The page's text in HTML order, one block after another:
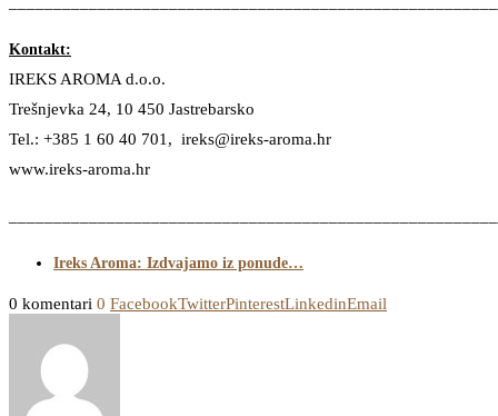
Kontakt:
IREKS AROMA d.o.o.
Trešnjevka 24, 10 450 Jastrebarsko
Tel.: +385 1 60 40 701, ireks@ireks-aroma.hr
www.ireks-aroma.hr
Ireks Aroma: Izdvajamo iz ponude…
0 komentari 0 FacebookTwitterPinterestLinkedinEmail